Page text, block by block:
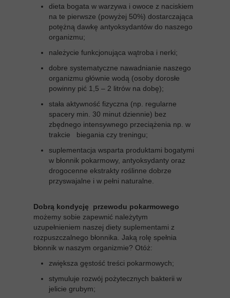
dieta bogata w warzywa i owoce z naciskiem
na te pierwsze (powyżej 50%) dostarczająca
potężną dawkę antyoksydantów do naszego
organizmu;
należycie funkcjonująca wątroba i nerki;
dobre systematyczne nawadnianie naszego
organizmu głównie wodą (osoby dorosłe
powinny pić 1,5 – 2 litrów na dobę);
stała aktywność fizyczna (np. regularne
spacery min. 30 minut dziennie) bez
zbędnego intensywnego przeciążenia np. w
trakcie biegania czy treningu;
suplementacja wsparta produktami bogatymi
w błonnik pokarmowy, antyoksydanty oraz
drogocenne ekstrakty roślinne dobrze
przyswajalne i w pełni naturalne.
Dobrą kondycję przewodu pokarmowego
możemy sobie zapewnić należytym
uzupełnieniem naszej diety suplementami z
rozpuszczalnego błonnika. Jaką rolę spełnia
błonnik w naszym organizmie? Otóż:
zwiększa gęstość treści pokarmowych;
stymuluje rozwój pożytecznych bakterii w
jelicie grubym;